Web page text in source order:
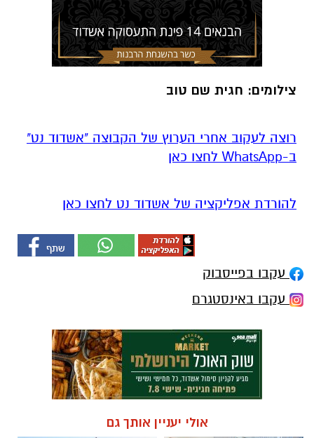
צילומים: חגית שם טוב
רוצה לעקוב אחרי הערוץ של הקבוצה "אשדוד נט"
ב-WhatsApp לחצו כאן
להורדת אפליקציה של אשדוד נט לחצו כאן
עקבו בפייסבוק
עקבו באינסטגרם
אולי יעניין אותך גם